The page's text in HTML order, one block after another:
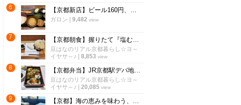
6 【京都新店】ビール160円、ねぎとろ90円！炭焼き干物定食は朝6時から「しんぱち食堂」
ガロン 9,482 view
7 【京都朝食】握りたて『塩むすび』シンプルイズベスト至高の朝ごはん「羽釜おむすび白々」
豆はなのリアル京都暮らし☆ヨ～
イヤサ～♪
8,853 view
8 【京都弁当】JR京都駅デパ地下で老舗名店の味を食べ比べ☆旅のお供にも最適「京都伊勢丹」
豆はなのリアル京都暮らし☆ヨ～
イヤサ～♪
20,085 view
9 【京都】海の恵みを味わう、海辺のカフェ食堂で贅沢ランチ『地産食堂HISAMI』